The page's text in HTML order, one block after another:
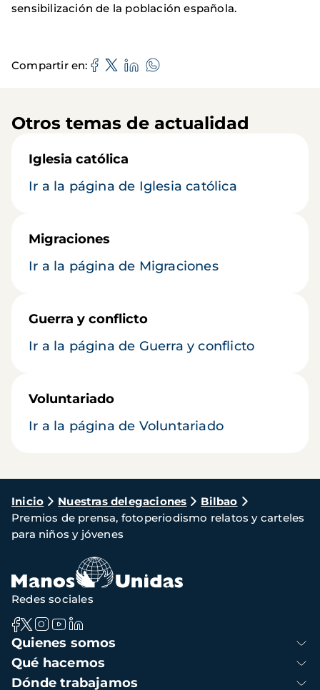
sensibilización de la población española.
Compartir en
Otros temas de actualidad
Iglesia católica
Ir a la página de Iglesia católica
Migraciones
Ir a la página de Migraciones
Guerra y conflicto
Ir a la página de Guerra y conflicto
Voluntariado
Ir a la página de Voluntariado
Ruta
de
navegación
Inicio Nuestras delegaciones
Bilbao
Premios de prensa, fotoperiodismo relatos y carteles
para niños y jóvenes
Navegación
principal
Quienes somos
Qué hacemos
Dónde trabajamos
Redes sociales